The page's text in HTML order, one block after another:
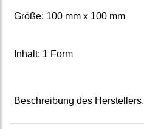
Größe: 100 mm x 100 mm
Inhalt: 1 Form
Beschreibung des Herstellers.